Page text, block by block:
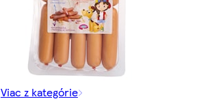
Viac z kategórie